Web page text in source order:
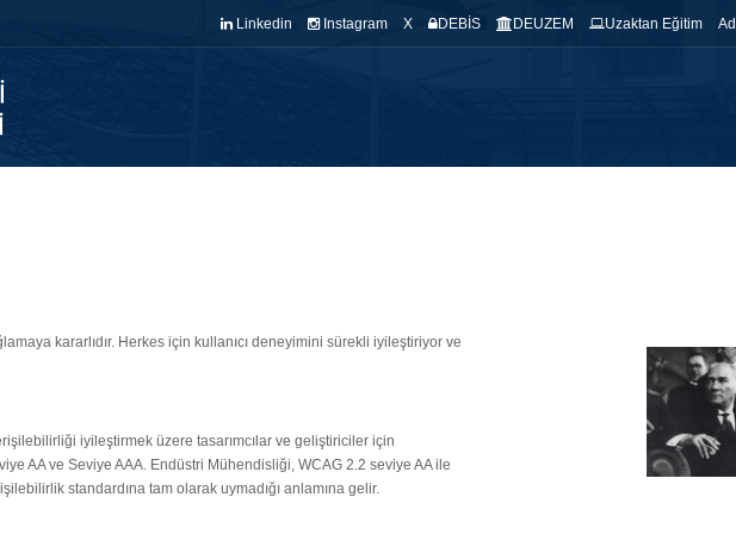
Linkedin Instagram X DEBİS DEUZEM Uzaktan Eğitim
kararlıdır. Herkes için kullanıcı deneyimini sürekli iyileştiriyor ve
iyileştirmek üzere tasarımcılar ve geliştiriciler için
AA ve Seviye AAA. Endüstri Mühendisliği, WCAG 2.2 seviye AA ile
standardına tam olarak uymadığı anlamına gelir.